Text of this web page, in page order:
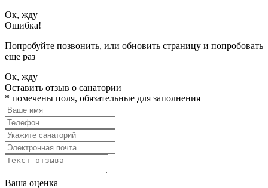
Ок, жду
Ошибка!
Попробуйте позвонить, или обновить страницу и попробовать
еще раз
Ок, жду
Оставить отзыв о санатории
* помечены поля, обязательные для заполнения
Ваша оценка